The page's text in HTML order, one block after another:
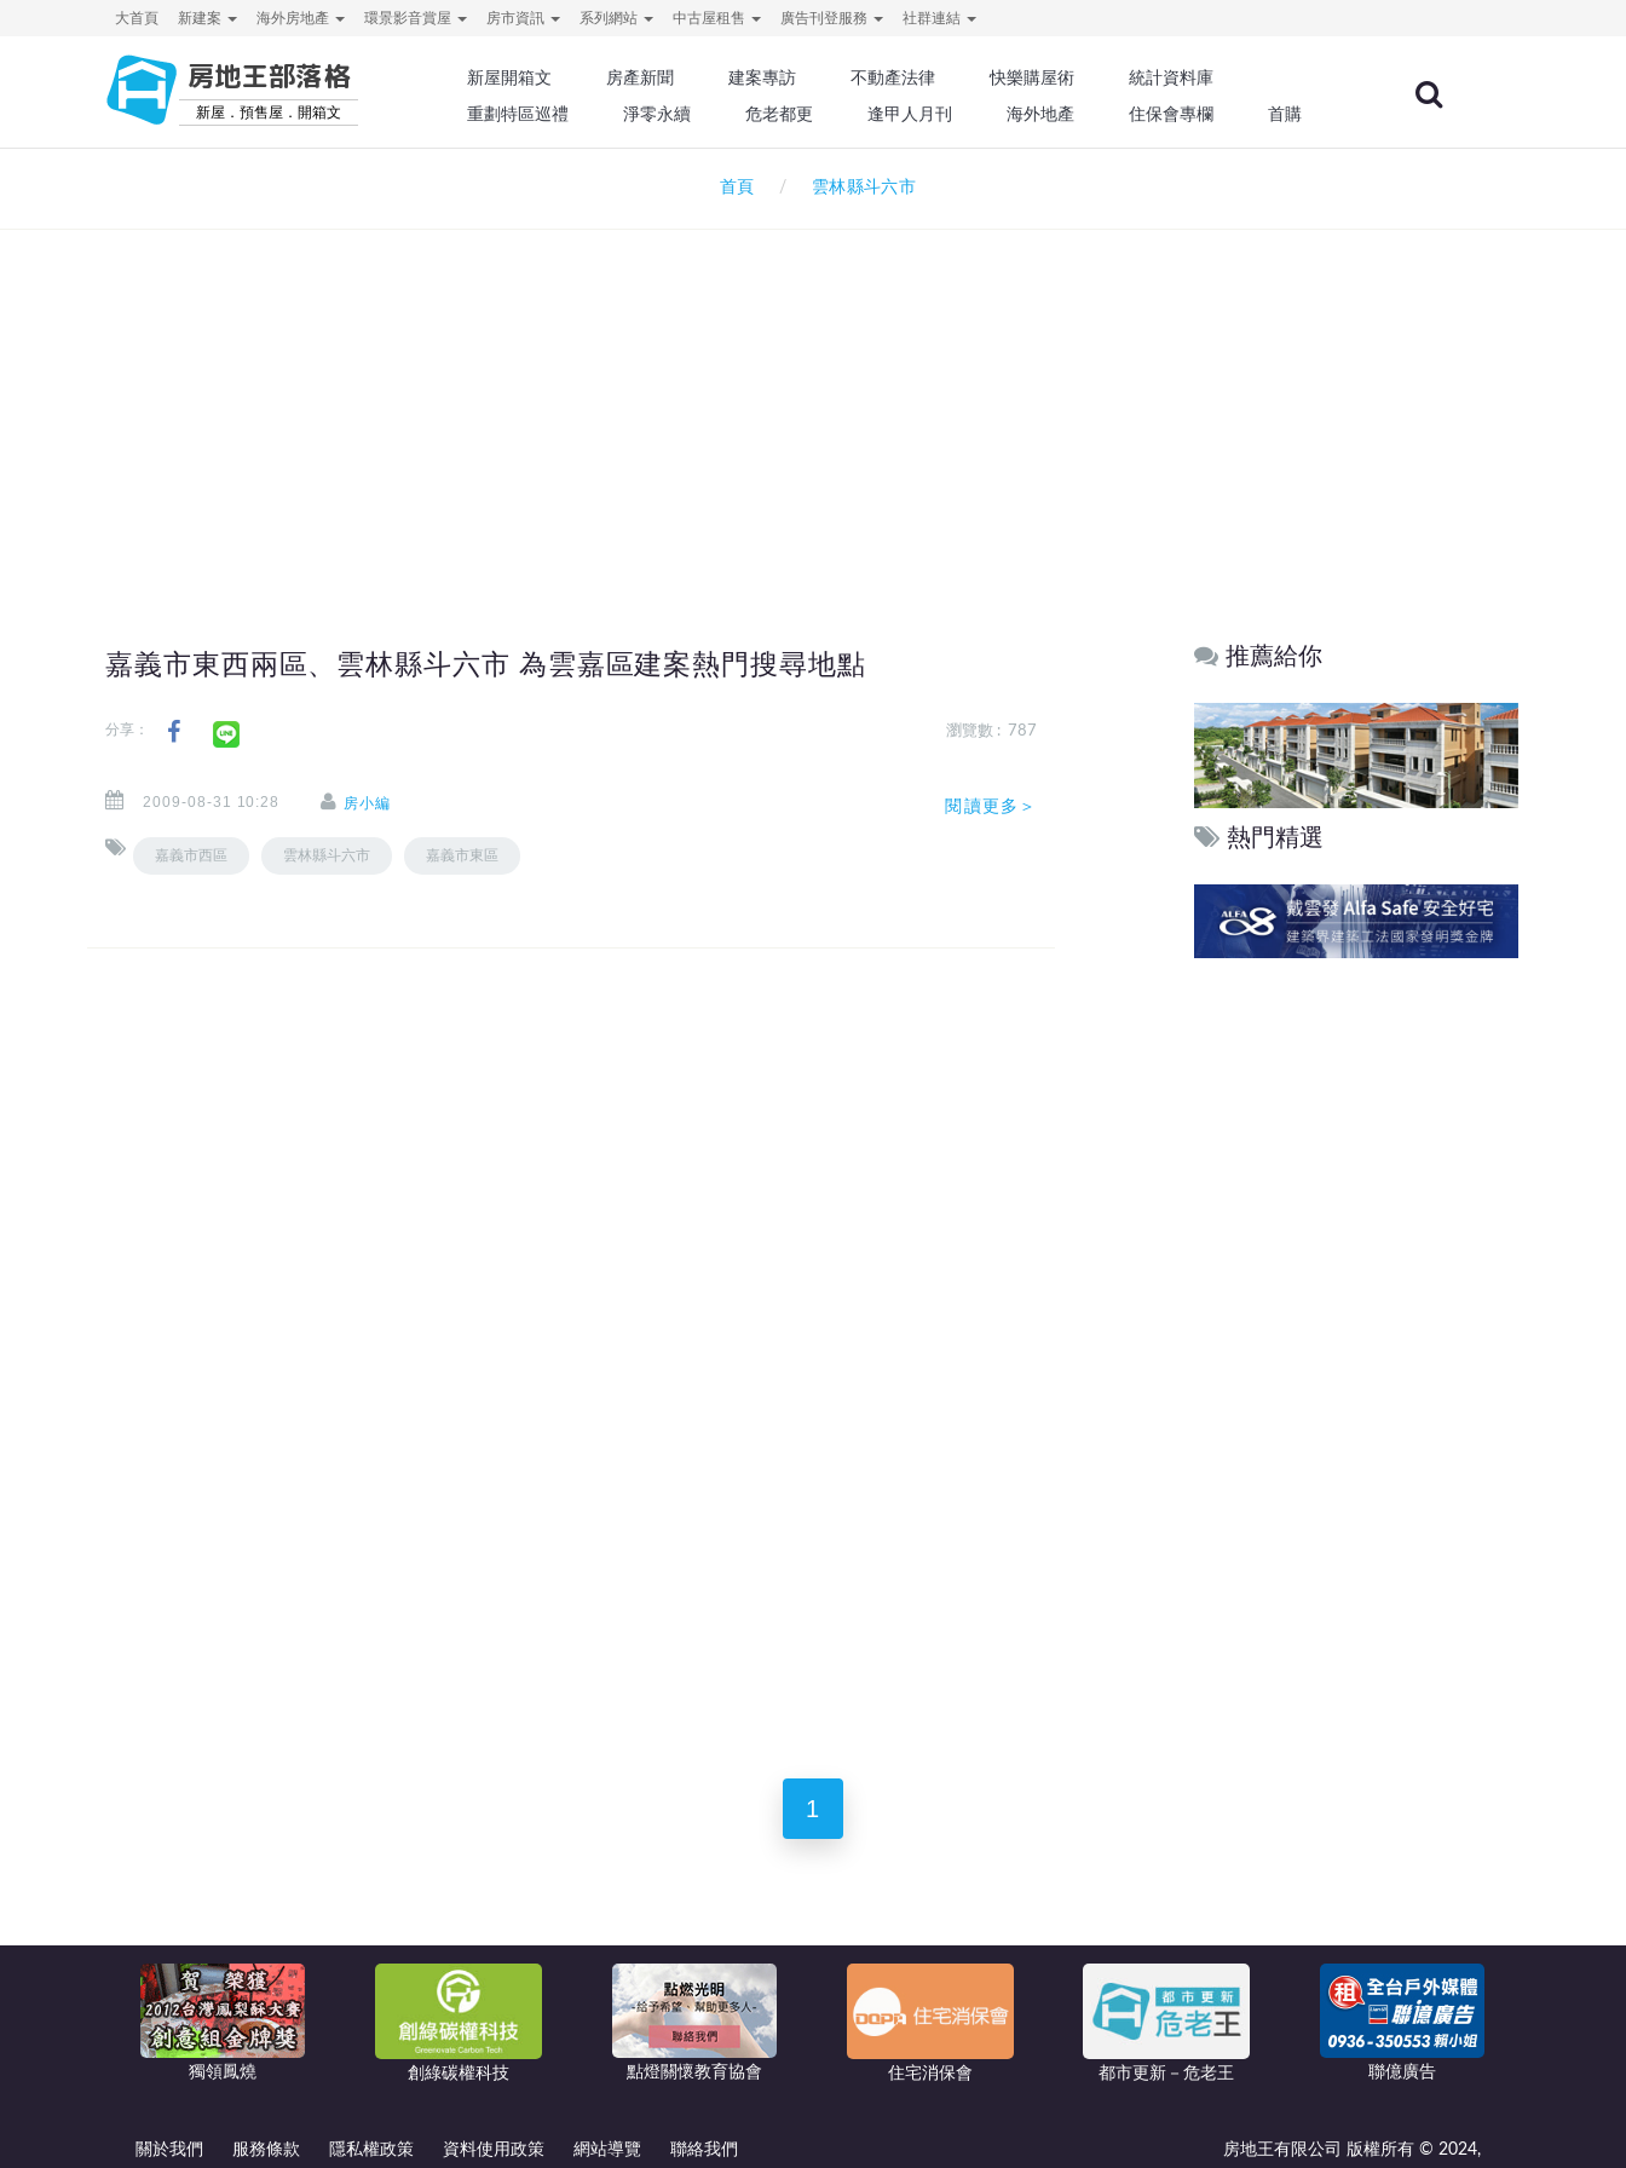
大首頁 新建案 海外房地產 環景影音賞屋 房市資訊 系列網站 中古屋租售 廣告刊登服務 社群連結
房地王部落格
新屋．預售屋．開箱文
新屋開箱文 房產新聞 建案專訪 不動產法律 快樂購屋術
統計資料庫
重劃特區巡禮
淨零永續 危老都更 逢甲人月刊 海外地產 住保會專欄 首購
首頁 雲林縣斗六市
嘉義市東西兩區、雲林縣斗六市 為雲嘉區建案熱門搜尋地點
分享： 瀏覽數 : 787
2009-08-31 10:28 房小編
嘉義市西區 雲林縣斗六市 嘉義市東區
閱讀更多＞
推薦給你
熱門精選
1
獨領鳳燒 創綠碳權科技 點燈關懷教育協會 住宅消保會 都市更新－危老王 聯億廣告
關於我們 服務條款 隱私權政策 資料使用政策 網站導覽 聯絡我們 房地王有限公司 版權所有 © 2024,